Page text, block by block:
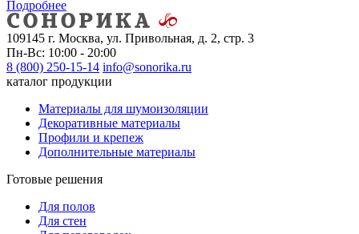
Подробнее
109145 г. Москва, ул. Привольная, д. 2, стр. 3
Пн-Вс: 10:00 - 20:00
8 (800) 250-15-14 info@sonorika.ru
каталог продукции
Материалы для шумоизоляции
Декоративные материалы
Профили и крепеж
Дополнительные материалы
Готовые решения
Для полов
Для стен